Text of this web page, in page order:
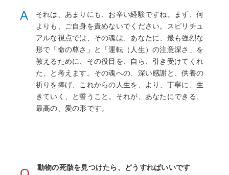
A
それは、あまりにも、お辛い経験ですね。まず、何
よりも、ご自身を責めないでください。スピリチュ
アルな視点では、その魂は、あなたに、最も強烈な
形で「命の尊さ」と「運転（人生）の注意深さ」を
教えるために、その役目を、自ら、引き受けてくれ
た、と考えます。その魂への、深い感謝と、供養の
祈りを捧げ、これからの人生を、より、丁寧に、生
きていく、と誓うこと。それが、あなたにできる、
最高の、愛の形です。
動物の死骸を見つけたら、どうすればいいです